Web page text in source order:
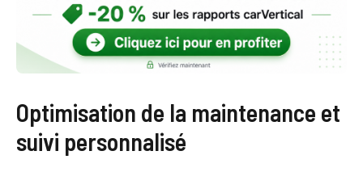
Optimisation de la maintenance et
suivi personnalisé